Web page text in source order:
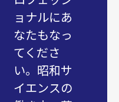
ョナルにあ
なたもなっ
てくださ
い。昭和サ
イエンスの